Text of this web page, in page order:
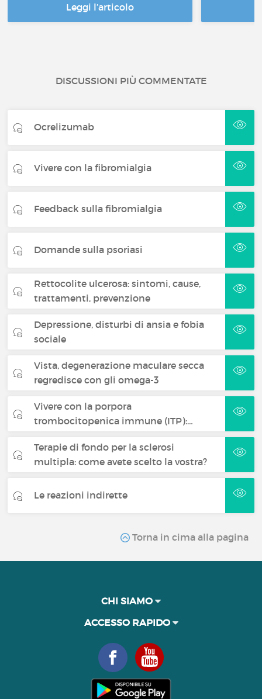
Leggi l’articolo
DISCUSSIONI PIÙ COMMENTATE
Ocrelizumab
Vivere con la fibromialgia
Feedback sulla fibromialgia
Domande sulla psoriasi
Rettocolite ulcerosa: sintomi, cause,
trattamenti, prevenzione
Depressione, disturbi di ansia e fobia
sociale
Vista, degenerazione maculare secca
regredisce con gli omega-3
Vivere con la porpora
trombocitopenica immune (ITP):…
Terapie di fondo per la sclerosi
multipla: come avete scelto la vostra?
Le reazioni indirette
Torna in cima alla pagina
CHI SIAMO
ACCESSO RAPIDO